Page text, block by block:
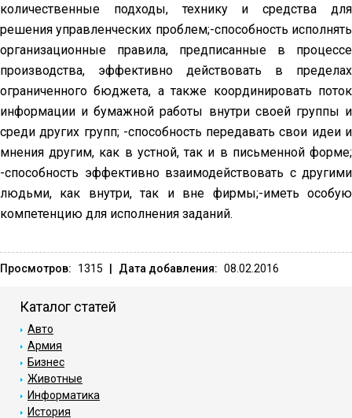
количественные подходы, технику и средства для
решения управленческих проблем;-способность исполнять
организационные правила, предписанные в процессе
производства, эффективно действовать в пределах
ограниченного бюджета, а также координировать поток
информации и бумажной работы внутри своей группы и
среди других групп; -способность передавать свои идеи и
мнения другим, как в устной, так и в письменной форме;
-способность эффективно взаимодействовать с другими
людьми, как внутри, так и вне фирмы;-иметь особую
компетенцию для исполнения заданий.
Просмотров: 1315 Дата добавления: 08.02.2016
Каталог статей
Авто
Армия
Бизнес
Животные
Информатика
История